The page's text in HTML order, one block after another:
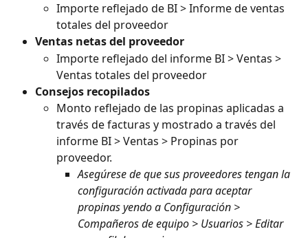
Importe reflejado de BI > Informe de ventas
totales del proveedor
Ventas netas del proveedor
Importe reflejado del informe BI > Ventas >
Ventas totales del proveedor
Consejos recopilados
Monto reflejado de las propinas aplicadas a
través de facturas y mostrado a través del
informe BI > Ventas > Propinas por
proveedor.
Asegúrese de que sus proveedores tengan la
configuración activada para aceptar
propinas yendo a Configuración >
Compañeros de equipo > Usuarios > Editar